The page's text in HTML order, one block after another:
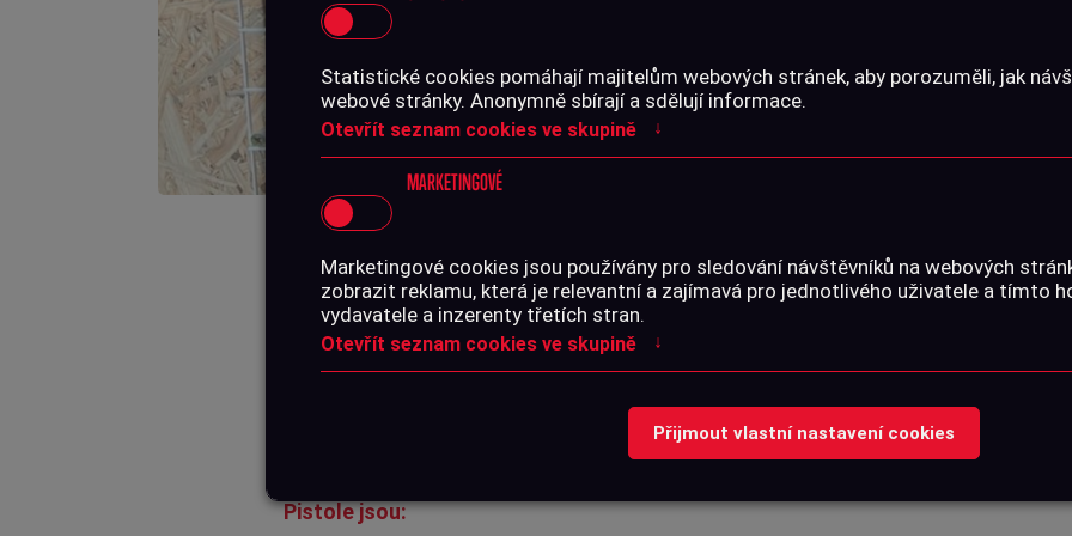
Statistické cookies pomáhají majitelům webových stránek, aby porozuměli, jak
webové stránky. Anonymně sbírají a sdělují informace.
Otevřít seznam cookies ve skupině ↓
MARKETINGOVÉ
Marketingové cookies jsou používány pro sledování návštěvníků na webových
zobrazit reklamu, která je relevantní a zajímavá pro jednotlivého uživatele a tímto
vydavatele a inzerenty třetích stran.
Otevřít seznam cookies ve skupině ↓
Přijmout vlastní nastavení cookies
V termínu 19.10 - 25.10 2025 pořádáme předváděcí akci dodavatele CB Servis.
možnost seznámit se s aktuálními modely a variantami služebně i sportovně
vybrané modely. Přehled vystaveného sortimentu:
Pistole jsou: